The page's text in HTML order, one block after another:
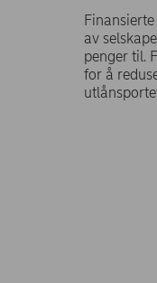
av
penger til.
for å